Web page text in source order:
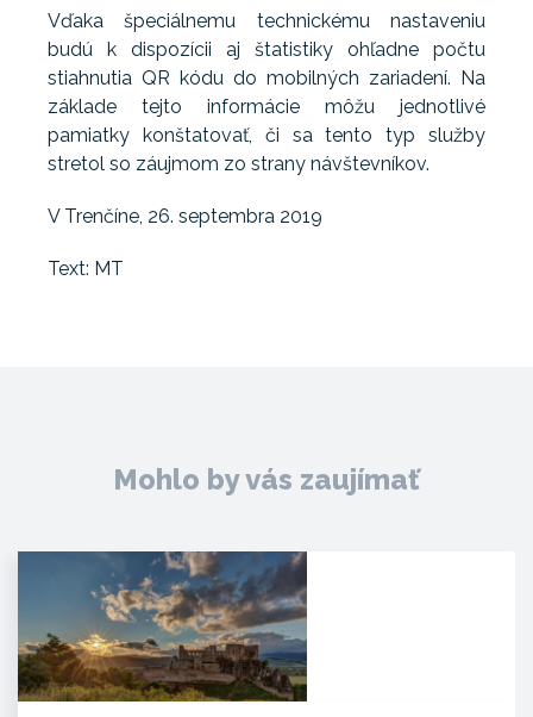
Vďaka špeciálnemu technickému nastaveniu
budú k dispozícii aj štatistiky ohľadne počtu
stiahnutia QR kódu do mobilných zariadení. Na
základe tejto informácie môžu jednotlivé
pamiatky konštatovať, či sa tento typ služby
stretol so záujmom zo strany návštevníkov.
V Trenčíne, 26. septembra 2019
Text: MT
Mohlo by vás zaujímať